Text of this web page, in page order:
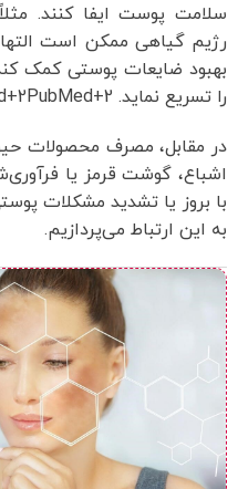
سلامت پوست ایفا کنند.
رژیم گیاهی ممکن است
بهبود ضایعات پوستی کمک
را تسریع نماید.
+2PubMed+2
در مقابل، مصرف محصولات
اشباع، گوشت قرمز یا
با بروز یا تشدید مشکلات
به این ارتباط می‌پردازیم.